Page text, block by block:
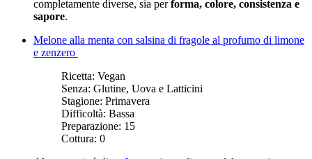
completamente diverse, sia performa, colore, consistenza e
sapore.
Melone alla menta con salsina di fragole al profumo di limone
e zenzero
Ricetta: Vegan
Senza: Glutine, Uova e Latticini
Stagione: Primavera
Difficoltà: Bassa
Preparazione: 15
Cottura: 0